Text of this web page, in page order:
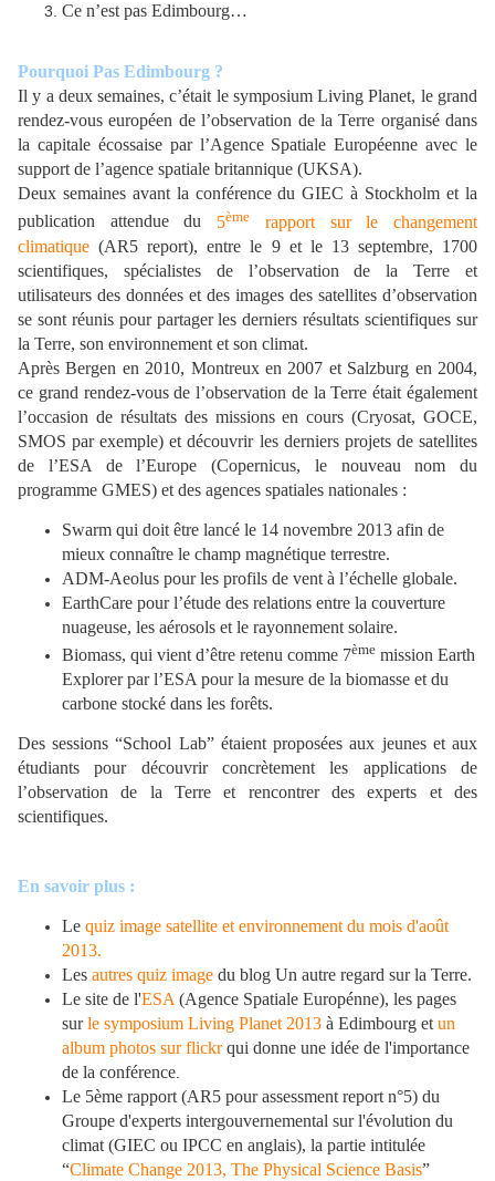
Ce n’est pas Edimbourg…
Pourquoi Pas Edimbourg ?
Il y a deux semaines, c’était le symposium Living Planet, le grand
rendez-vous européen de l’observation de la Terre organisé dans
la capitale écossaise par l’Agence Spatiale Européenne avec le
support de l’agence spatiale britannique (UKSA).
Deux semaines avant la conférence du GIEC à Stockholm et la
publication attendue du 5ème rapport sur le changement
climatique (AR5 report), entre le 9 et le 13 septembre, 1700
scientifiques, spécialistes de l’observation de la Terre et
utilisateurs des données et des images des satellites d’observation
se sont réunis pour partager les derniers résultats scientifiques sur
la Terre, son environnement et son climat.
Après Bergen en 2010, Montreux en 2007 et Salzburg en 2004,
ce grand rendez-vous de l’observation de la Terre était également
l’occasion de résultats des missions en cours (Cryosat, GOCE,
SMOS par exemple) et découvrir les derniers projets de satellites
de l’ESA de l’Europe (Copernicus, le nouveau nom du
programme GMES) et des agences spatiales nationales :
Swarm qui doit être lancé le 14 novembre 2013 afin de
mieux connaître le champ magnétique terrestre.
ADM-Aeolus pour les profils de vent à l’échelle globale.
EarthCare pour l’étude des relations entre la couverture
nuageuse, les aérosols et le rayonnement solaire.
Biomass, qui vient d’être retenu comme 7ème mission Earth
Explorer par l’ESA pour la mesure de la biomasse et du
carbone stocké dans les forêts.
Des sessions “School Lab” étaient proposées aux jeunes et aux
étudiants pour découvrir concrètement les applications de
l’observation de la Terre et rencontrer des experts et des
scientifiques.
En savoir plus :
Le quiz image satellite et environnement du mois d'août
2013.
Les autres quiz image du blog Un autre regard sur la Terre.
Le site de l'ESA (Agence Spatiale Europénne), les pages
surle symposium Living Planet 2013 à Edimbourg et un
album photos sur flickrqui donne une idée de l'importance
de la conférence
Le 5ème rapport (AR5 pour assessment report n°5) du
Groupe d'experts intergouvernemental sur l'évolution du
climat (GIEC ou IPCC en anglais), la partie intitulée
“Climate Change 2013, The Physical Science Basis”